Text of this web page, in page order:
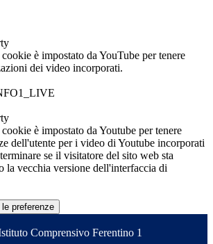
è impostato da YouTube per tenere
dei video incorporati.
è impostato da Youtube per tenere
dell'utente per i video di Youtube incorporati
se il visitatore del sito web sta
la vecchia versione dell'interfaccia di
preferenze
Comprensivo Ferentino 1